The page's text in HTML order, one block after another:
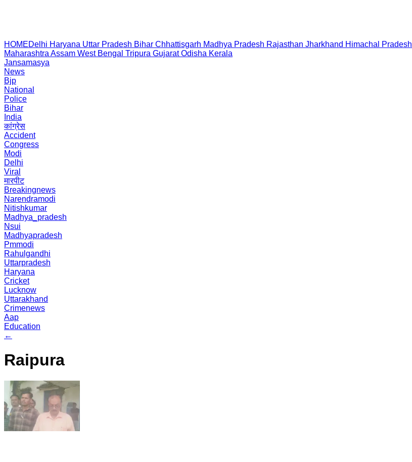
HOMEDelhi Haryana Uttar Pradesh Bihar Chhattisgarh Madhya Pradesh Rajasthan Jharkhand Himachal Pradesh
Maharashtra Assam West Bengal Tripura Gujarat Odisha Kerala
Jansamasya
News
Bjp
National
Police
Bihar
India
कांग्रेस
Accident
Congress
Modi
Delhi
Viral
मारपीट
Breakingnews
Narendramodi
Nitishkumar
Madhya_pradesh
Nsui
Madhyapradesh
Pmmodi
Rahulgandhi
Uttarpradesh
Haryana
Cricket
Lucknow
Uttarakhand
Crimenews
Aap
Education
←
Raipura